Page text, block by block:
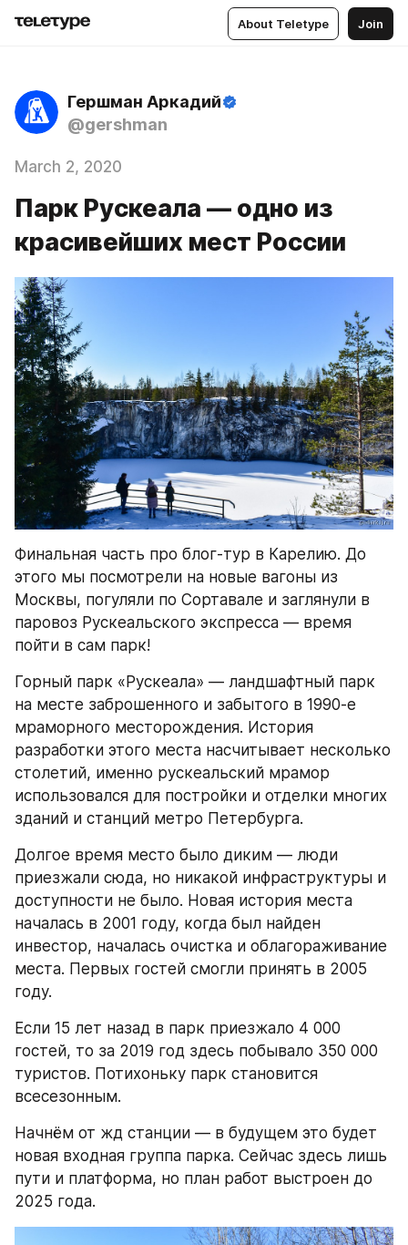
About Teletype Join
Гершман Аркадий
@gershman
March 2, 2020
Парк Рускеала — одно из
красивейших мест России
Финальная часть про блог-тур в Карелию. До
этого мы посмотрели на новые вагоны из
Москвы, погуляли по Сортавале и заглянули в
паровоз Рускеальского экспресса — время
пойти в сам парк!
Горный парк «Рускеала» — ландшафтный парк
на месте заброшенного и забытого в 1990-е
мраморного месторождения. История
разработки этого места насчитывает несколько
столетий, именно рускеальский мрамор
использовался для постройки и отделки многих
зданий и станций метро Петербурга.
Долгое время место было диким — люди
приезжали сюда, но никакой инфраструктуры и
доступности не было. Новая история места
началась в 2001 году, когда был найден
инвестор, началась очистка и облагораживание
места. Первых гостей смогли принять в 2005
году.
Если 15 лет назад в парк приезжало 4 000
гостей, то за 2019 год здесь побывало 350 000
туристов. Потихоньку парк становится
всесезонным.
Начнём от жд станции — в будущем это будет
новая входная группа парка. Сейчас здесь лишь
пути и платформа, но план работ выстроен до
2025 года.